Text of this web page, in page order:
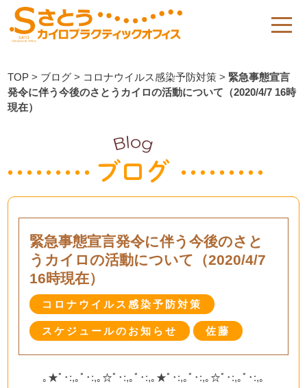
TOP > ブログ > コロナウイルス感染予防対策 > 緊急事態宣言
発令に伴う今後のさとうカイロの活動について（2020/4/7 16時
現在）
緊急事態宣言発令に伴う今後のさと
うカイロの活動について（2020/4/7
16時現在）
コロナウイルス感染予防対策
スケジュールのお知らせ 佐藤
｡★ﾟ･:,｡ﾟ･:,｡☆ﾟ･:,｡ﾟ･:,｡★ﾟ･:,｡ﾟ･:,｡☆ﾟ･:,｡ﾟ･:,｡